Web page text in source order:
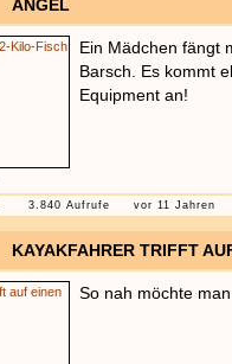
ANGEL
Ein Mädchen fängt
Barsch. Es kommt
Equipment an!
3.840 Aufrufe vor 11 Jahren
KAYAKFAHRER TRIFFT
So nah möchte